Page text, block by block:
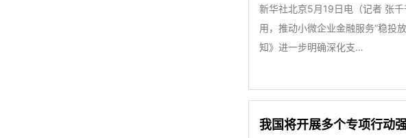
新华社北京5月19日电（记者 张
用，推动小微企业金融服务“稳投
知》进一步明确深化支…
我国将开展多个专项行动